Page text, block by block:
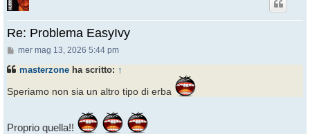
Re: Problema EasyIvy
Messaggio
mer mag 13, 2026 5:44 pm
masterzone ha scritto: ↑
Speriamo non sia un altro tipo di erba
Proprio quella!!